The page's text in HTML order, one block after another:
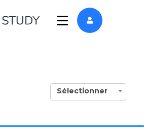
Sélectionner